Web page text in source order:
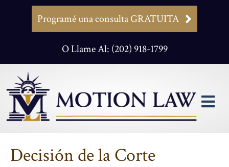
Programé una consulta GRATUITA
O Llame Al: (202) 918-1799
Decisión de la Corte